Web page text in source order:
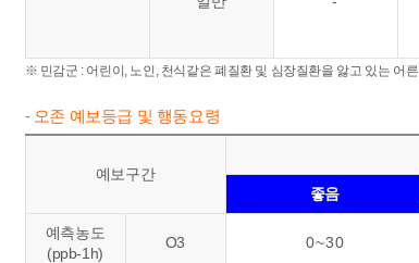
※ 민감군 : 어린이, 노인, 천식같은 폐질환 및 심장질환을 앓고 있는 어른
- 오존 예보등급 및 행동요령
예보구간
좋음
예측농도
(ppb-1h)
O3 0~30